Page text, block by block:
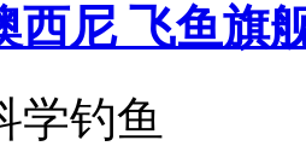
西尼 飞鱼旗
学钓鱼